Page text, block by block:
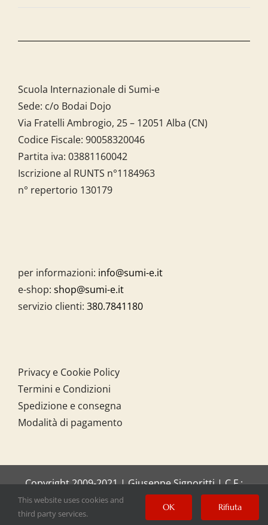
Scuola Internazionale di Sumi-e
Sede: c/o Bodai Dojo
Via Fratelli Ambrogio, 25 – 12051 Alba (CN)
Codice Fiscale: 90058320046
Partita iva: 03881160042
Iscrizione al RUNTS n°1184963
n° repertorio 130179
per informazioni: info@sumi-e.it
e-shop: shop@sumi-e.it
servizio clienti: 380.7841180
Privacy e Cookie Policy
Termini e Condizioni
Spedizione e consegna
Modalità di pagamento
Copyright 2009-2021 | Giuseppe Signoritti | C.F.:
SGNGPP61C20I158O
This website uses cookies and
third party services.
OK Rifiuta